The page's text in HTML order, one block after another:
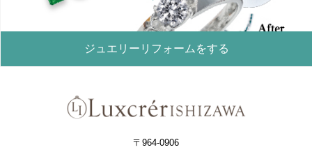
ジュエリーリフォームをする
〒964-0906